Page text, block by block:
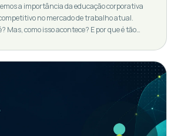
a importância da educação corporativa
no mercado de trabalho atual.
Mas, como isso acontece? E por que é tão
ao conjunto de práticas coordenadas de gestão
aprendizado organizacional, com o objetivo